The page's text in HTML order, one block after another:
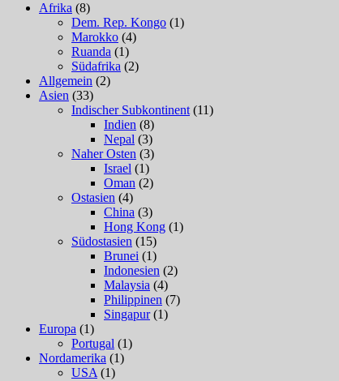
Afrika (8)
Dem. Rep. Kongo (1)
Marokko (4)
Ruanda (1)
Südafrika (2)
Allgemein (2)
Asien (33)
Indischer Subkontinent (11)
Indien (8)
Nepal (3)
Naher Osten (3)
Israel (1)
Oman (2)
Ostasien (4)
China (3)
Hong Kong (1)
Südostasien (15)
Brunei (1)
Indonesien (2)
Malaysia (4)
Philippinen (7)
Singapur(1)
Europa (1)
Portugal (1)
Nordamerika (1)
USA (1)